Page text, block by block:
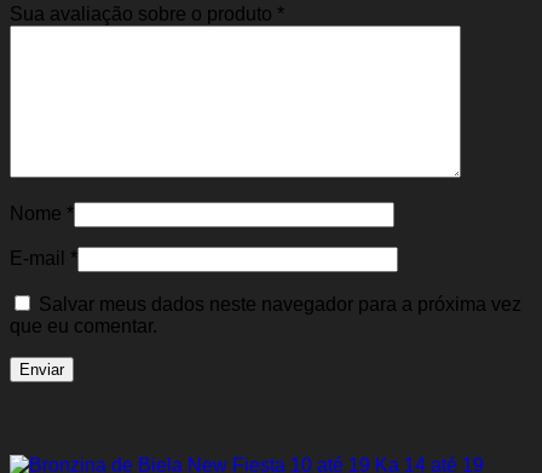
Sua avaliação sobre o produto *
Nome *
E-mail *
Salvar meus dados neste navegador para a próxima vez
que eu comentar.